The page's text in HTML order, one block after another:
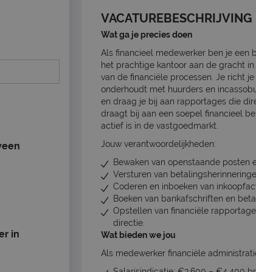
in
VACATUREBESCHRIJVING
Wat ga je precies doen
Als financieel medewerker ben je een
het prachtige kantoor aan de gracht
van de financiële processen. Je richt
onderhoudt met huurders en
en draag je bij aan rapportages die
draagt bij aan een soepel financieel
actief is in de vastgoedmarkt.
Jouw verantwoordelijkheden:
Bewaken van openstaande posten
Versturen van
Coderen en inboeken van
Boeken van bankafschriften en
Opstellen van financiële
directie.
Wat bieden we jou
Als medewerker financiële